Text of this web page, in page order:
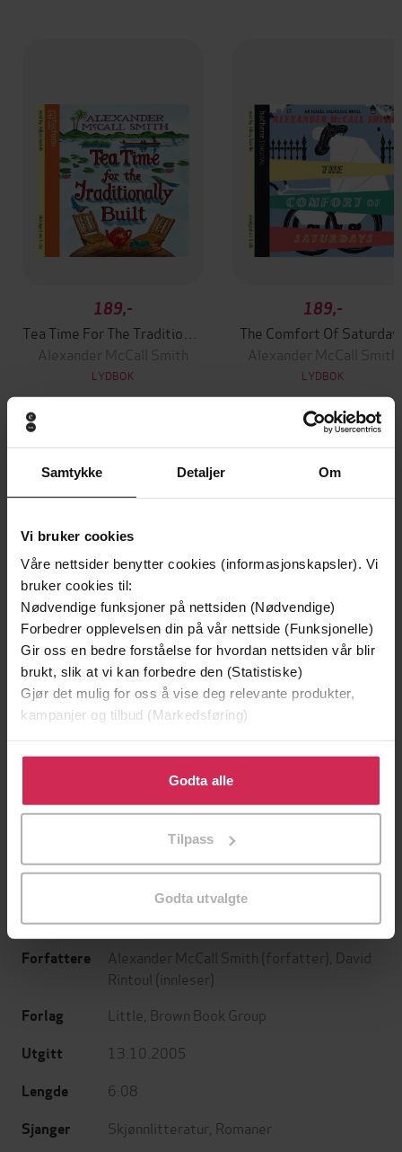
Samtykke Detaljer Om
Vi bruker cookies
Våre nettsider benytter cookies (informasjonskapsler). Vi
bruker cookies til:
Nødvendige funksjoner på nettsiden (Nødvendige)
Forbedrer opplevelsen din på vår nettside (Funksjonelle)
Gir oss en bedre forståelse for hvordan nettsiden vår blir
brukt, slik at vi kan forbedre den (Statistiske)
Gjør det mulig for oss å vise deg relevante produkter,
kampanjer og tilbud (Markedsføring)
Klikk på «Godta alle» for å gi oss ditt samtykke til å
bruke cookies for alle disse formålene. Du kan også
tilpasse ditt samtykke til spesifikke formål ved å klikke
Godta alle
Tilpass
Godta utvalgte
189,-
Alexander McCall Smith
LYDBOK
189,-
The Comfort Of
Alexander McCall Smith
LYDBOK
Andre har også kjøpt
Vinner av Rivertonprisen
Minnesota
Utskudd
Forfattere Alexander McCall Smith (forfatter), David
Rintoul (innleser)
Forlag Little, Brown Book Group
Utgitt 13.10.2005
Lengde 6:08
Sjanger Skjønnlitteratur Romaner